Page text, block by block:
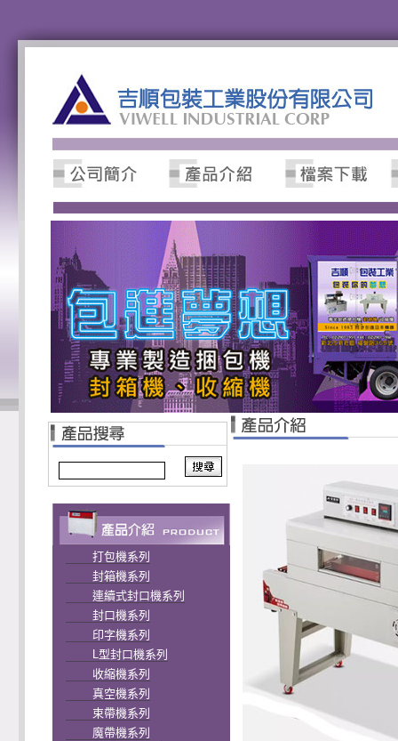
打包機系列
封箱機系列
連續式封口機系列
封口機系列
印字機系列
L型封口機系列
收縮機系列
真空機系列
束帶機系列
魔帶機系列